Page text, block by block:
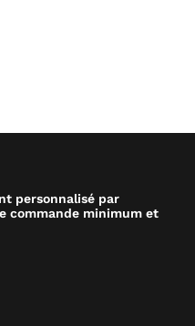
personnalisé par
commande minimum et